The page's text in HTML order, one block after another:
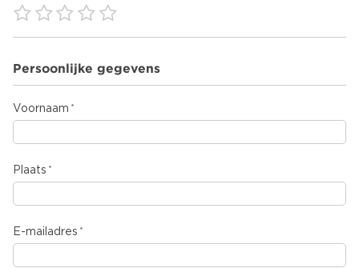
Persoonlijke gegevens
Voornaam
Plaats
E-mailadres